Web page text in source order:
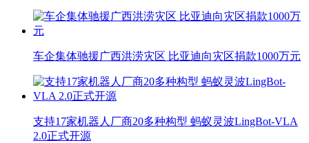
车企集体驰援广西洪涝灾区 比亚迪向灾区捐款1000万元
支持17家机器人厂商20多种构型 蚂蚁灵波LingBot-VLA
2.0正式开源